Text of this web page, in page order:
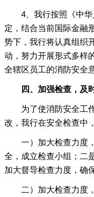
4、我行按照《中华
定，结合当前国际金融
势下，我行将认真组织
动，努力开展形式多样
全辖区员工的消防安全
四、加强检查，及
为了使消防安全工作
改，我行在安全检查中
一）加大检查力度，
全，成立检查小组；二
加大督导检查力度，确
二）加大检查力度，